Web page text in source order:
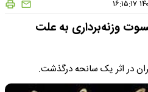
وزنه‌برداری به علت
در اثر یک سانحه درگذشت.